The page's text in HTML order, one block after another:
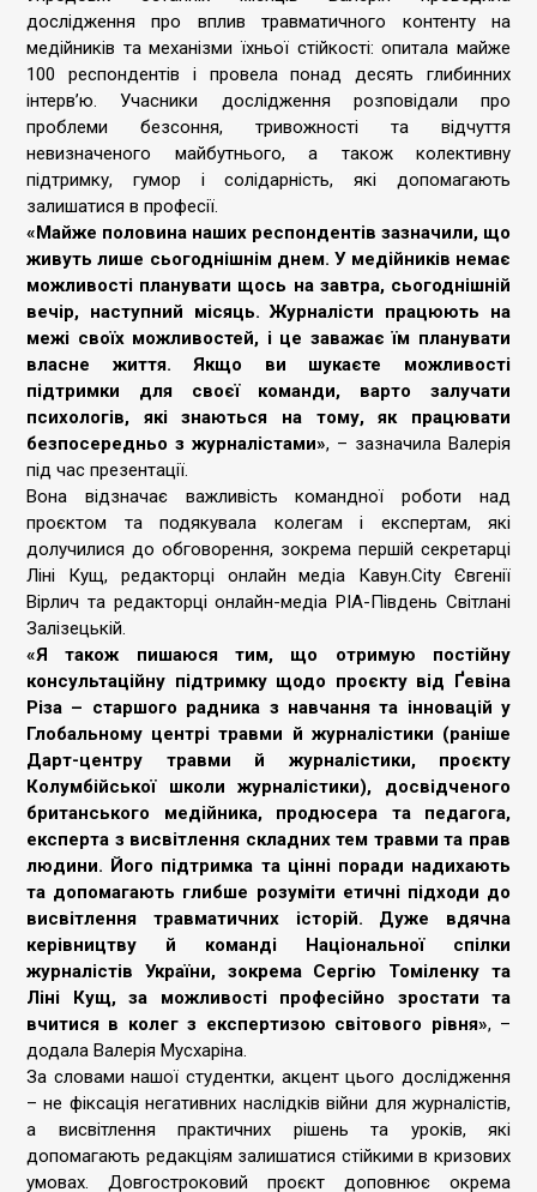
дослідження про вплив травматичного контенту на
медійників та механізми їхньої стійкості: опитала майже
100 респондентів і провела понад десять глибинних
інтерв’ю. Учасники дослідження розповідали про
проблеми безсоння, тривожності та відчуття
невизначеного майбутнього, а також колективну
підтримку, гумор і солідарність, які допомагають
залишатися в професії.
«Майже половина наших респондентів зазначили, що
живуть лише сьогоднішнім днем. У медійників немає
можливості планувати щось на завтра, сьогоднішній
вечір, наступний місяць. Журналісти працюють на
межі своїх можливостей, і це заважає їм планувати
власне життя. Якщо ви шукаєте можливості
підтримки для своєї команди, варто залучати
психологів, які знаються на тому, як працювати
безпосередньо з журналістами», – зазначила Валерія
під час презентації.
Вона відзначає важливість командної роботи над
проєктом та подякувала колегам і експертам, які
долучилися до обговорення, зокрема першій секретарці
Ліні Кущ, редакторці онлайн медіа Кавун.City Євгенії
Вірлич та редакторці онлайн-медіа РІА-Південь Світлані
Залізецькій.
«Я також пишаюся тим, що отримую постійну
консультаційну підтримку щодо проєкту від Ґевіна
Різа – старшого радника з навчання та інновацій у
Глобальному центрі травми й журналістики (раніше
Дарт-центру травми й журналістики, проєкту
Колумбійської школи журналістики), досвідченого
британського медійника, продюсера та педагога,
експерта з висвітлення складних тем травми та прав
людини. Його підтримка та цінні поради надихають
та допомагають глибше розуміти етичні підходи до
висвітлення травматичних історій. Дуже вдячна
керівництву й команді Національної спілки
журналістів України, зокрема Сергію Томіленку та
Ліні Кущ, за можливості професійно зростати та
вчитися в колег з експертизою світового рівня», –
додала Валерія Мусхаріна.
За словами нашої студентки, акцент цього дослідження
– не фіксація негативних наслідків війни для журналістів,
а висвітлення практичних рішень та уроків, які
допомагають редакціям залишатися стійкими в кризових
умовах. Довгостроковий проєкт доповнює окрема